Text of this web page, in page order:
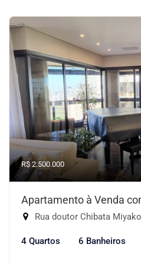
R$ 2.500.000
Apartamento à Venda
Rua doutor Chibata
4 Quartos 6 Banheiros